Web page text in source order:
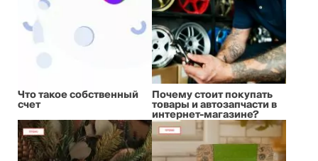
Что такое собственный
счет
Почему стоит покупать
товары и автозапчасти в
интернет-магазине?